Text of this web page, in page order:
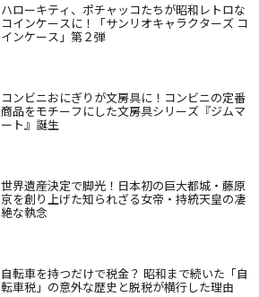
ハローキティ、ポチャッコたちが昭和レトロな
コインケースに！「サンリオキャラクターズ コ
インケース」第２弾
コンビニおにぎりが文房具に！コンビニの定番
商品をモチーフにした文房具シリーズ『ジムマ
ート』誕生
世界遺産決定で脚光！日本初の巨大都城・藤原
京を創り上げた知られざる女帝・持統天皇の凄
絶な執念
自転車を持つだけで税金？ 昭和まで続いた「自
転車税」の意外な歴史と脱税が横行した理由